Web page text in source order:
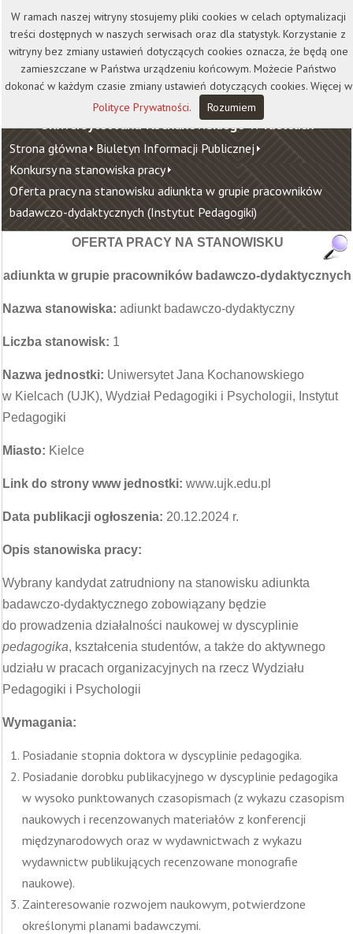
Kontakt Biblioteka
Wydawnictwo
Wirtualna Uczelnia
Uniwersytet Jana Kochanowskiego w Kielcach
Strona główna Biuletyn Informacji Publicznej
Konkursy na stanowiska pracy
Oferta pracy na stanowisku adiunkta w grupie pracowników
badawczo-dydaktycznych (Instytut Pedagogiki)
OFERTA PRACY NA STANOWISKU
adiunkta w grupie pracowników badawczo-dydaktycznych
Nazwa stanowiska: adiunkt badawczo-dydaktyczny
Liczba stanowisk: 1
Nazwa jednostki: Uniwersytet Jana Kochanowskiego
w Kielcach (UJK), Wydział Pedagogiki i Psychologii, Instytut
Pedagogiki
Miasto: Kielce
Link do strony www jednostki: www.ujk.edu.pl
Data publikacji ogłoszenia: 20.12.2024 r.
Opis stanowiska pracy:
Wybrany kandydat zatrudniony na stanowisku adiunkta
badawczo-dydaktycznego zobowiązany będzie
do prowadzenia działalności naukowej w dyscyplinie
pedagogika, kształcenia studentów, a także do aktywnego
udziału w pracach organizacyjnych na rzecz Wydziału
Pedagogiki i Psychologii
Wymagania:
Posiadanie stopnia doktora w dyscyplinie pedagogika.
Posiadanie dorobku publikacyjnego w dyscyplinie pedagogika
w wysoko punktowanych czasopismach (z wykazu czasopism
naukowych i recenzowanych materiałów z konferencji
międzynarodowych oraz w wydawnictwach z wykazu
wydawnictw publikujących recenzowane monografie
naukowe).
Zainteresowanie rozwojem naukowym, potwierdzone
określonymi planami badawczymi.
W ramach naszej witryny stosujemy pliki cookies w celach optymalizacji
treści dostępnych w naszych serwisach oraz dla statystyk. Korzystanie z
witryny bez zmiany ustawień dotyczących cookies oznacza, że będą one
zamieszczane w Państwa urządzeniu końcowym. Możecie Państwo
dokonać w każdym czasie zmiany ustawień dotyczących cookies. Więcej w
Polityce Prywatności. Rozumiem